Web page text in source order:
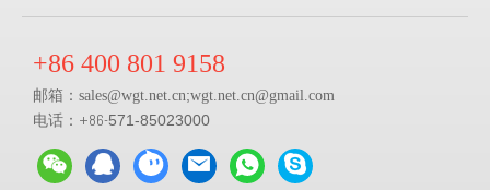
+86 400 801 9158
邮箱： sales@wgt.net.cn;wgt.net.cn@gmail.com
电话：+86-571-85023000